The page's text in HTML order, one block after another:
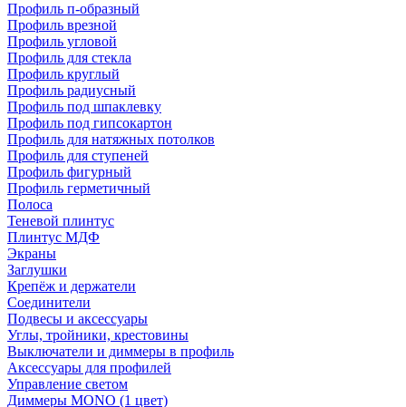
Профиль п-образный
Профиль врезной
Профиль угловой
Профиль для стекла
Профиль круглый
Профиль радиусный
Профиль под шпаклевку
Профиль под гипсокартон
Профиль для натяжных потолков
Профиль для ступеней
Профиль фигурный
Профиль герметичный
Полоса
Теневой плинтус
Плинтус МДФ
Экраны
Заглушки
Крепёж и держатели
Соединители
Подвесы и аксессуары
Углы, тройники, крестовины
Выключатели и диммеры в профиль
Аксессуары для профилей
Управление светом
Диммеры MONO (1 цвет)